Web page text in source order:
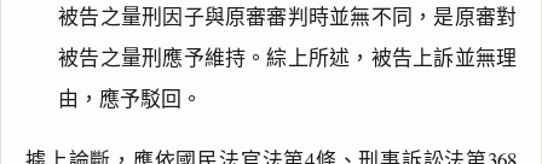
被告之量刑因子與原審審判時並無不同，是原審對
被告之量刑應予維持。綜上所述，被告上訴並無理
由，應予駁回。
搜尋本